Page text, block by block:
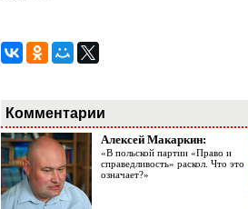
Комментарии
Алексей Макаркин:
«В польской партии «Право и
справедливость» раскол. Что это
означает?»